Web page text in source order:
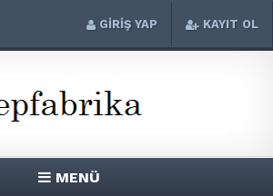
GİRİŞ YAP KAYIT OL
MENÜ